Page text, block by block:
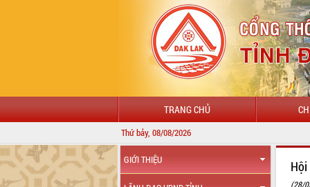
TRANG CHỦ
Thứ bảy, 08/08/2026
GIỚI THIỆU
(28/